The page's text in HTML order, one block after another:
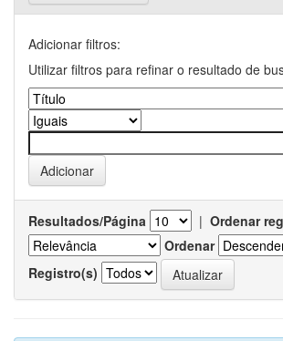
Adicionar filtros:
Utilizar filtros para refinar o resultado de
Resultados/Página | Ordenar
Ordenar
Registro(s)